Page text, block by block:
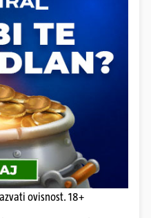
ovisnost. 18+